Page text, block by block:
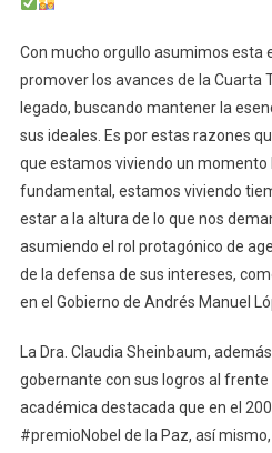
Con mucho orgullo asumimos esta
promover los avances de la Cuarta
legado, buscando mantener la
sus ideales. Es por estas razones
que estamos viviendo un momento
fundamental, estamos viviendo
estar a la altura de lo que nos
asumiendo el rol protagónico de
de la defensa de sus intereses,
en el Gobierno de Andrés Manuel
La Dra. Claudia Sheinbaum,
gobernante con sus logros al
académica destacada que en el
#premioNobel de la Paz, así